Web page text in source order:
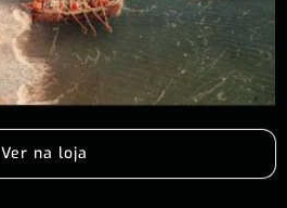
Ver na loja